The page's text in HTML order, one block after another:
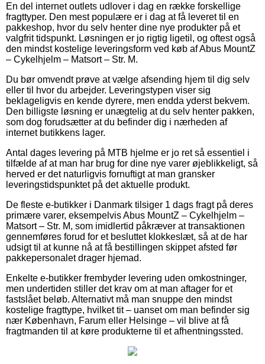
En del internet outlets udlover i dag en række forskellige
fragttyper. Den mest populære er i dag at få leveret til en
pakkeshop, hvor du selv henter dine nye produkter på et
valgfrit tidspunkt. Løsningen er jo rigtig ligetil, og oftest også
den mindst kostelige leveringsform ved køb af Abus MountZ
– Cykelhjelm – Matsort – Str. M.
Du bør omvendt prøve at vælge afsending hjem til dig selv
eller til hvor du arbejder. Leveringstypen viser sig
beklageligvis en kende dyrere, men endda yderst bekvem.
Den billigste løsning er unægtelig at du selv henter pakken,
som dog forudsætter at du befinder dig i nærheden af
internet butikkens lager.
Antal dages levering på MTB hjelme er jo ret så essentiel i
tilfælde af at man har brug for dine nye varer øjeblikkeligt, så
herved er det naturligvis fornuftigt at man gransker
leveringstidspunktet på det aktuelle produkt.
De fleste e-butikker i Danmark tilsiger 1 dags fragt på deres
primære varer, eksempelvis Abus MountZ – Cykelhjelm –
Matsort – Str. M, som imidlertid påkræver at transaktionen
gennemføres forud for et besluttet klokkeslæt, så at de har
udsigt til at kunne nå at få bestillingen skippet afsted før
pakkepersonalet drager hjemad.
Enkelte e-butikker frembyder levering uden omkostninger,
men undertiden stiller det krav om at man aftager for et
fastslået beløb. Alternativt må man snuppe den mindst
kostelige fragttype, hvilket tit – uanset om man befinder sig
nær København, Farum eller Helsinge – vil blive at få
fragtmanden til at køre produkterne til et afhentningssted.